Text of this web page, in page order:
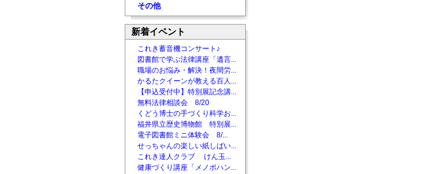
その他
新着イベント
これき蓄音機コンサート♪
図書館で学ぶ法律講座「遺言...
職場のお悩み・解決！夜間労...
かるたクイーンが教える百人...
【申込受付中】特別展記念講...
無料法律相談会 8/20
くどう博士の手づくり科学お...
福井県立歴史博物館 特別展...
電子図書館ミニ体験会 8/...
せっちゃんの楽しい紙しばい...
これき達人クラブ けん玉...
健康づくり講座「メノポハン...